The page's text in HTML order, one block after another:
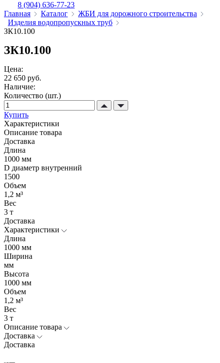
8 (904) 636-77-23
Главная
Каталог
ЖБИ для дорожного строительства
Изделия водопропускных труб
ЗК10.100
ЗК10.100
Цена:
22 650 руб.
Наличие:
Количество (шт.)
Купить
Характеристики
Описание товара
Доставка
Длина
1000 мм
D диаметр внутренний
1500
Объем
1,2 м³
Вес
3 т
Доставка
Характеристики
Длина
1000 мм
Ширина
мм
Высота
1000 мм
Объем
1,2 м³
Вес
3 т
Описание товара
Доставка
Доставка